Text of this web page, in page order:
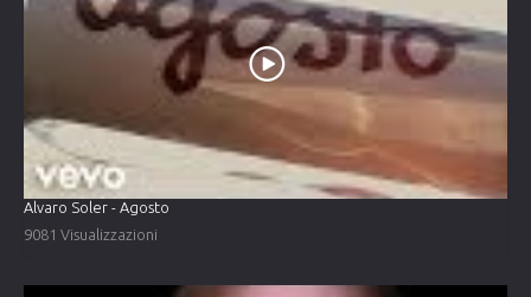
Alvaro Soler - Agosto
9081 Visualizzazioni